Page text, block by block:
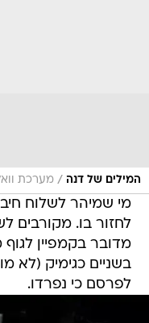
המילים של דנה / מערכת
מי שמיהר לשלוח
לחזור בו. מקורבים
מדובר בקמפיין
בשניים כגימיק (לא
לפרסם כי נפרדו.